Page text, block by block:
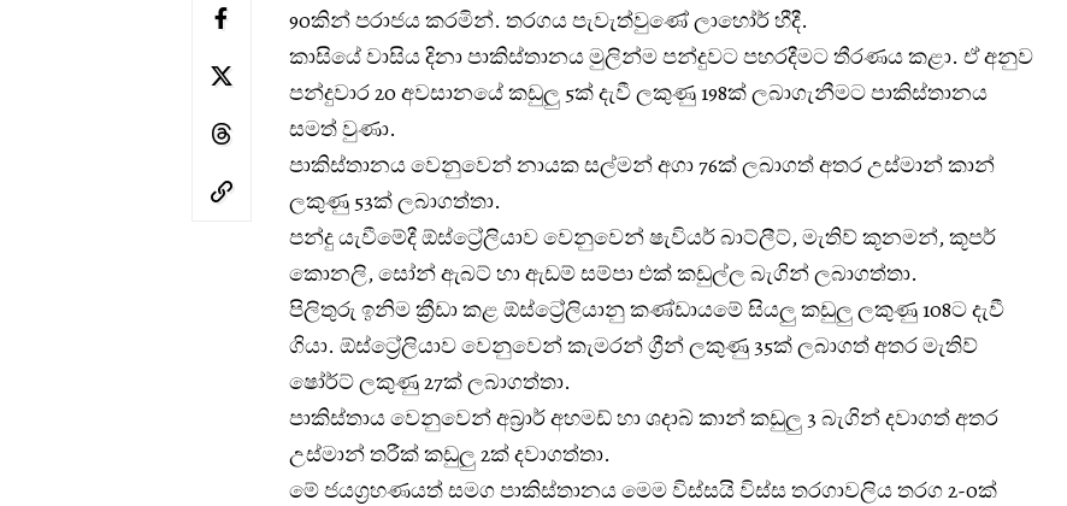
90කින් පරාජය කරමින්. තරගය පැවැත්වුණේ ලාහෝර් හීදී.
කාසියේ වාසිය දිනා පාකිස්තානය මුලින්ම පන්දුවට පහරදීමට තීරණය කළා. ඒ අනුව
පන්දුවාර 20 අවසානයේ කඩුලු 5ක් දැවී ලකුණු 198ක් ලබාගැනීමට පාකිස්තානය
සමත් වුණා.
පාකිස්තානය වෙනුවෙන් නායක සල්මන් අගා 76ක් ලබාගත් අතර උස්මාන් කාන්
ලකුණු 53ක් ලබාගත්තා.
පන්දු යැවීමේදී ඕස්ට්‍රේලියාව වෙනුවෙන් ෂැවියර් බාට්ලීට්, මැතිව් කූනමන්, කූපර්
කොනලි, සෝන් ඇබට් හා ඇඩම් සම්පා එක් කඩුල්ල බැගින් ලබාගත්තා.
පිලිතුරු ඉනිම ක්‍රීඩා කළ ඕස්ට්‍රේලියානු කණ්ඩායමේ සියලු කඩුලු ලකුණු 108ට දැවී
ගියා. ඕස්ට්‍රේලියාව වෙනුවෙන් කැමරන් ග්‍රීන් ලකුණු 35ක් ලබාගත් අතර මැතිව්
ෂෝර්ට් ලකුණු 27ක් ලබාගත්තා.
පාකිස්තාය වෙනුවෙන් අබ්‍රාර් අහමඩ් හා ශදාබ් කාන් කඩුලු 3 බැගින් දවාගත් අතර
උස්මාන් තරීක් කඩුලු 2ක් දවාගත්තා.
මේ ජයග්‍රහණයත් සමග පාකිස්තානය මෙම විස්සයි විස්ස තරගාවලිය තරග 2-0ක්